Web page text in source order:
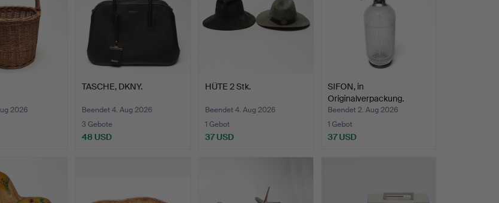
2026
TASCHE, DKNY.
Beendet 4. Aug 2026
3 Gebote
48 USD
HÜTE 2 Stk.
Beendet 4. Aug 2026
1 Gebot
37 USD
SIFON, in
Originalverpackung.
Beendet 2. Aug 2026
1 Gebot
37 USD